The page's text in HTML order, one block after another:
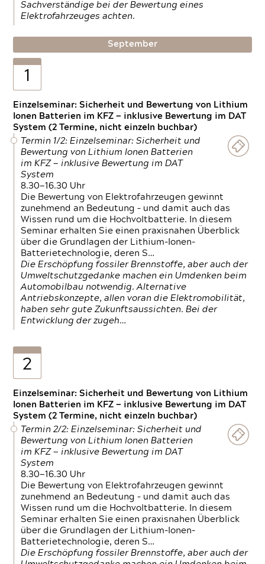
Sachverständige bei der Bewertung eines
Elektrofahrzeuges achten.
September
1
Einzelseminar: Sicherheit und Bewertung von Lithium
Ionen Batterien im KFZ — inklusive Bewertung im DAT
System (2 Termine, nicht einzeln buchbar)
Termin 1/2: Einzelseminar: Sicherheit und
Bewertung von Lithium Ionen Batterien
im KFZ — inklusive Bewertung im DAT
System
8.30—16.30 Uhr
Die Bewertung von Elektrofahrzeugen gewinnt
zunehmend an Bedeutung – und damit auch das
Wissen rund um die Hochvoltbatterie. In diesem
Seminar erhalten Sie einen praxisnahen Überblick
über die Grundlagen der Lithium-Ionen-
Batterietechnologie, deren S…
Die Erschöpfung fossiler Brennstoffe, aber auch der
Umweltschutzgedanke machen ein Umdenken beim
Automobilbau notwendig. Alternative
Antriebskonzepte, allen voran die Elektromobilität,
haben sehr gute Zukunftsaussichten. Bei der
Entwicklung der zugeh…
2
Einzelseminar: Sicherheit und Bewertung von Lithium
Ionen Batterien im KFZ — inklusive Bewertung im DAT
System (2 Termine, nicht einzeln buchbar)
Termin 2/2: Einzelseminar: Sicherheit und
Bewertung von Lithium Ionen Batterien
im KFZ — inklusive Bewertung im DAT
System
8.30—16.30 Uhr
Die Bewertung von Elektrofahrzeugen gewinnt
zunehmend an Bedeutung – und damit auch das
Wissen rund um die Hochvoltbatterie. In diesem
Seminar erhalten Sie einen praxisnahen Überblick
über die Grundlagen der Lithium-Ionen-
Batterietechnologie, deren S…
Die Erschöpfung fossiler Brennstoffe, aber auch der